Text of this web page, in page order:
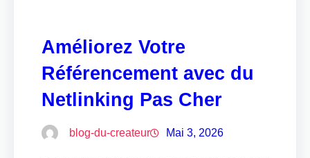
Améliorez Votre
Référencement avec du
Netlinking Pas Cher
blog-du-createur Mai 3, 2026